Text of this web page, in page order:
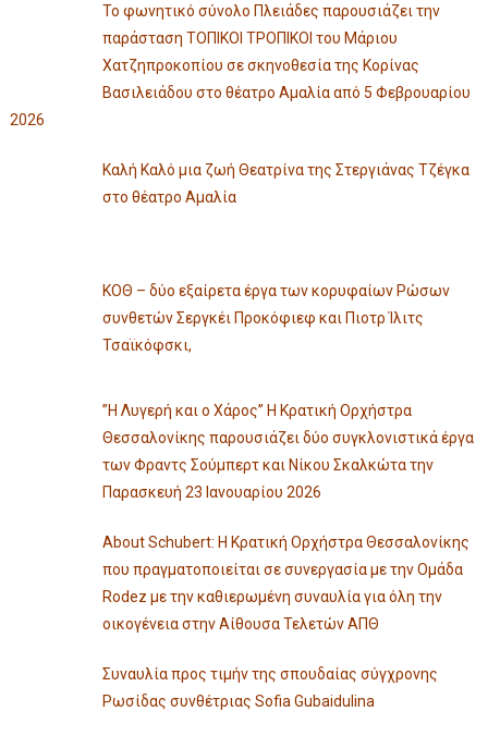
Το φωνητικό σύνολο Πλειάδες παρουσιάζει την
παράσταση ΤΟΠΙΚΟΙ ΤΡΟΠΙΚΟΙ του Μάριου
Χατζηπροκοπίου σε σκηνοθεσία της Κορίνας
Βασιλειάδου στο θέατρο Αμαλία από 5 Φεβρουαρίου
2026
Καλή Καλό μια ζωή Θεατρίνα της Στεργιάνας Τζέγκα
στο θέατρο Αμαλία
ΚΟΘ – δύο εξαίρετα έργα των κορυφαίων Ρώσων
συνθετών Σεργκέι Προκόφιεφ και Πιοτρ Ίλιτς
Τσαϊκόφσκι,
”Η Λυγερή και ο Χάρος” Η Κρατική Ορχήστρα
Θεσσαλονίκης παρουσιάζει δύο συγκλονιστικά έργα
των Φραντς Σούμπερτ και Νίκου Σκαλκώτα την
Παρασκευή 23 Ιανουαρίου 2026
About Schubert: Η Κρατική Ορχήστρα Θεσσαλονίκης
που πραγματοποιείται σε συνεργασία με την Ομάδα
Rodez με την καθιερωμένη συναυλία για όλη την
οικογένεια στην Αίθουσα Τελετών ΑΠΘ
Συναυλία προς τιμήν της σπουδαίας σύγχρονης
Ρωσίδας συνθέτριας Sofia Gubaidulina